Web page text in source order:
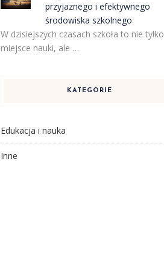
przyjaznego i efektywnego
środowiska szkolnego
W dzisiejszych czasach szkoła to nie tylko
miejsce nauki, ale …
KATEGORIE
Edukacja i nauka
Inne